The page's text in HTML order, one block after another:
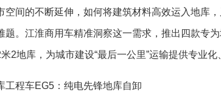
的不断延伸，如何将建筑材料高效运入地库，
题。江淮商用车精准洞察这一需求，推出四款专
2地库，为城市建设“最后一公里”运输提供专业化
程车EG5：纯电先锋地库自卸